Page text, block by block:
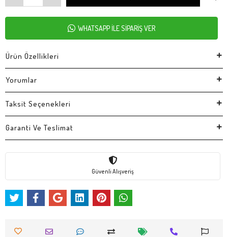
WHATSAPP İLE SİPARİŞ VER
Ürün Özellikleri
Yorumlar
Taksit Seçenekleri
Garanti Ve Teslimat
Güvenli Alışveriş